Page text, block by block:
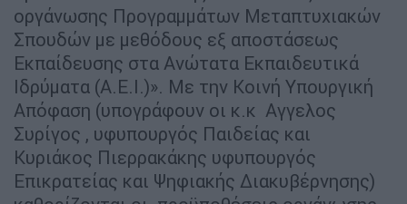
οργάνωσης Προγραμμάτων Μεταπτυχιακών
Σπουδών με μεθόδους εξ αποστάσεως
Εκπαίδευσης στα Ανώτατα Εκπαιδευτικά
Ιδρύματα (Α.Ε.Ι.)». Με την Κοινή Υπουργική
Απόφαση (υπογράφουν οι κ.κ Αγγελος
Συρίγος , υφυπουργός Παιδείας και
Κυριάκος Πιερρακάκης υφυπουργός
Επικρατείας και Ψηφιακής Διακυβέρνησης)